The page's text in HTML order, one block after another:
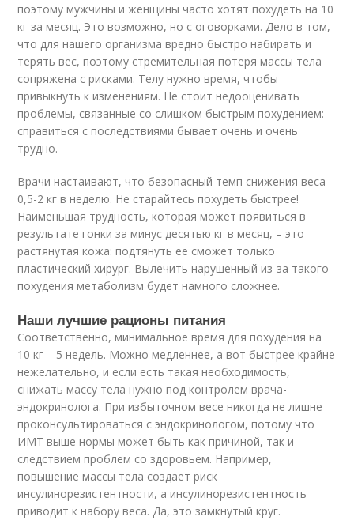
поэтому мужчины и женщины часто хотят похудеть на 10
кг за месяц. Это возможно, но с оговорками. Дело в том,
что для нашего организма вредно быстро набирать и
терять вес, поэтому стремительная потеря массы тела
сопряжена с рисками. Телу нужно время, чтобы
привыкнуть к изменениям. Не стоит недооценивать
проблемы, связанные со слишком быстрым похудением:
справиться с последствиями бывает очень и очень
трудно.
Врачи настаивают, что безопасный темп снижения веса –
0,5-2 кг в неделю. Не старайтесь похудеть быстрее!
Наименьшая трудность, которая может появиться в
результате гонки за минус десятью кг в месяц, – это
растянутая кожа: подтянуть ее сможет только
пластический хирург. Вылечить нарушенный из-за такого
похудения метаболизм будет намного сложнее.
Наши лучшие рационы питания
Соответственно, минимальное время для похудения на
10 кг – 5 недель. Можно медленнее, а вот быстрее крайне
нежелательно, и если есть такая необходимость,
снижать массу тела нужно под контролем врача-
эндокринолога. При избыточном весе никогда не лишне
проконсультироваться с эндокринологом, потому что
ИМТ выше нормы может быть как причиной, так и
следствием проблем со здоровьем. Например,
повышение массы тела создает риск
инсулинорезистентности, а инсулинорезистентность
приводит к набору веса. Да, это замкнутый круг.